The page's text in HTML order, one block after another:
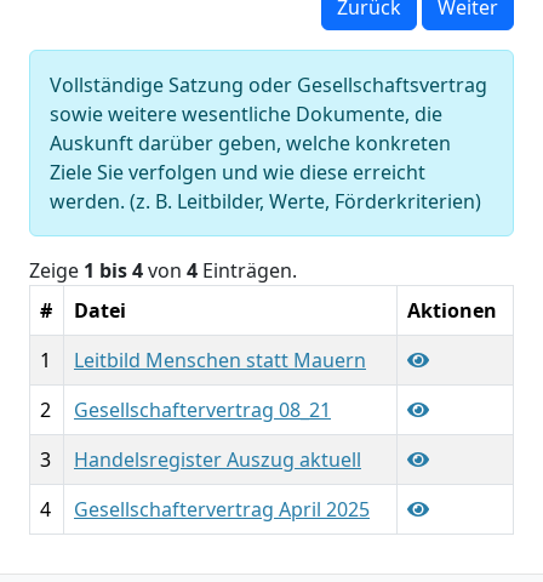
Zurück Weiter
Vollständige Satzung oder Gesellschaftsvertrag
sowie weitere wesentliche Dokumente, die
Auskunft darüber geben, welche konkreten
Ziele Sie verfolgen und wie diese erreicht
werden. (z. B. Leitbilder, Werte, Förderkriterien)
Zeige 1 bis 4von 4 Einträgen.
#
Datei
Aktionen
1
Leitbild Menschen statt Mauern
2
Gesellschaftervertrag 08_21
3
Handelsregister Auszug aktuell
4
Gesellschaftervertrag April 2025